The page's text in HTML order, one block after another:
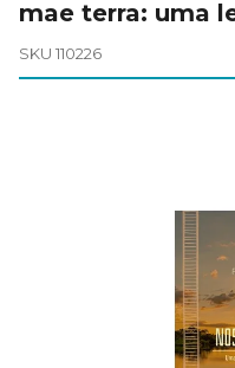
mae terra: uma
SKU 110226